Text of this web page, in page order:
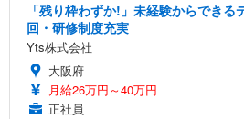
「残り枠わずか!」未経験からでき
回・研修制度充実
Yts株式会社
大阪府
月給26万円～40万円
正社員